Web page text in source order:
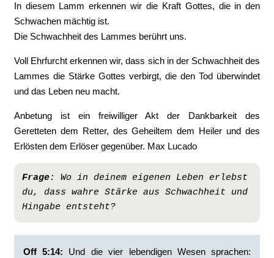
In diesem Lamm erkennen wir die Kraft Gottes, die in den
Schwachen mächtig ist.
Die Schwachheit des Lammes berührt uns.
Voll Ehrfurcht erkennen wir, dass sich in der Schwachheit des
Lammes die Stärke Gottes verbirgt, die den Tod überwindet
und das Leben neu macht.
Anbetung ist ein freiwilliger Akt der Dankbarkeit des
Geretteten dem Retter, des Geheiltem dem Heiler und des
Erlösten dem Erlöser gegenüber. Max Lucado
Frage:
Wo in deinem eigenen Leben erlebst
du, dass wahre Stärke aus Schwachheit und
Hingabe entsteht?
Off 5:14: ‭Und die vier lebendigen Wesen sprachen: